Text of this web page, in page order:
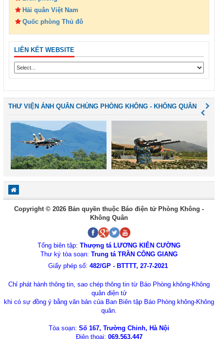
Hải quân Việt Nam
Quốc phòng Thủ đô
LIÊN KẾT WEBSITE
THƯ VIỆN ẢNH QUÂN CHỦNG PHÒNG KHÔNG - KHÔNG QUÂN
Copyright © 2026 Bản quyền thuộc Báo điện tử Phòng Không -
Không Quân
Tổng biên tập: Thượng tá LƯƠNG KIÊN CƯỜNG
Thư ký tòa soạn: Trung tá TRẦN CÔNG GIANG
Giấy phép số: 482/GP - BTTTT, 27-7-2021
Chỉ phát hành thông tin, sao chép thông tin từ Báo Phòng không-Không
quân điện tử
khi có sự đồng ý bằng văn bản của Ban Biên tập Báo Phòng không-Không
quân.
Tòa soạn: Số 167, Trường Chinh, Hà Nội
Điện thoại: 069.563.447